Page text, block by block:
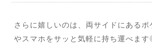
さらに嬉しいのは、両サイドにある
やスマホをサッと気軽に持ち運べま